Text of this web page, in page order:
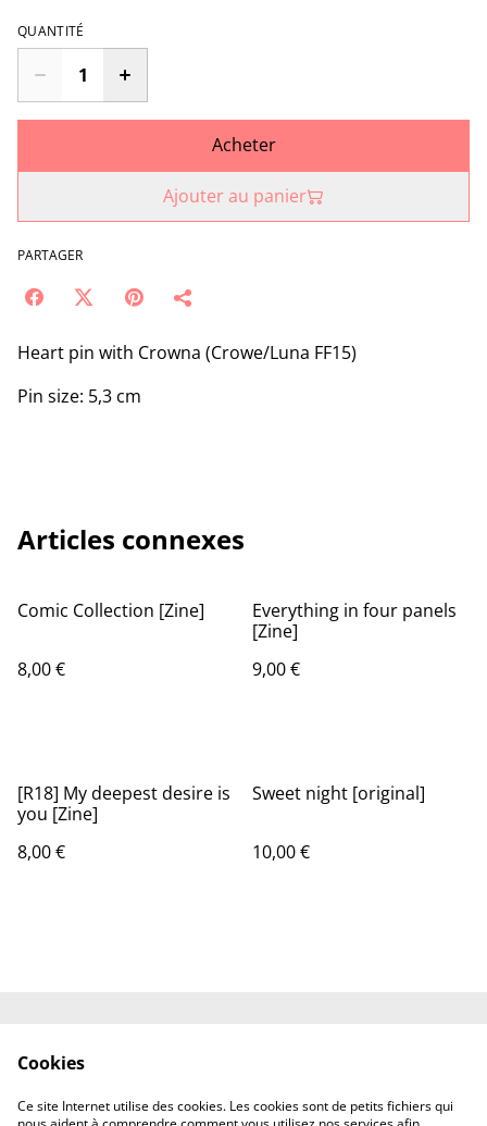
QUANTITÉ
Acheter
Ajouter au panier
PARTAGER
Heart pin with Crowna (Crowe/Luna FF15)
Pin size: 5,3 cm
Articles connexes
Comic Collection [Zine]
8,00 €
Everything in four panels
[Zine]
9,00 €
[R18] My deepest desire is
you [Zine]
8,00 €
Sweet night [original]
10,00 €
Conditions
Cookies
Cookies
Ce site Internet utilise des cookies. Les cookies sont de petits fichiers qui